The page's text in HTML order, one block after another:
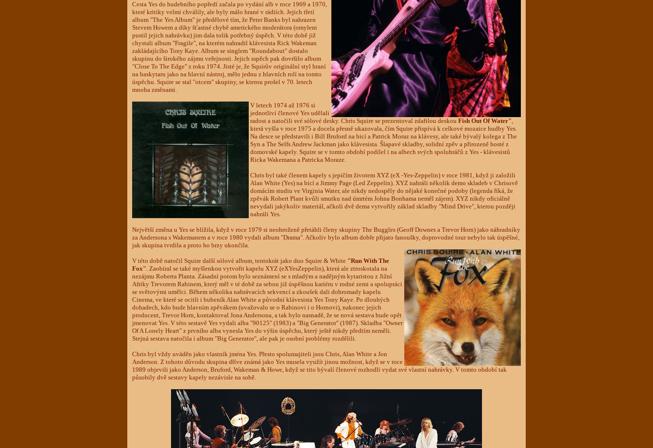
Cesta Yes do hudebního popředí začala po vydání alb v roce 1969 a 1970,
které kritiky velmi chválily, ale byly málo hrané v rádiích. Jejich třetí
album "The Yes Album" je předělové tím, že Peter Banks byl nahrazen
Stevem Howem a díky šťastné chybě amerického moderátora (omylem
pustil jejich nahrávku) jim dala tolik potřebný úspěch. V této době již
chystali album "Fragile", na kterém nahradil klávesista Rick Wakeman
zakládajícího Tony Kaye. Album se singlem "Roundabout" dostalo
skupinu do širokého zájmu veřejnosti. Jejich sspěch pak dovršilo album
"Close To The Edge" z roku 1974. Jisté je, že Squirův originální styl hraní
na baskytaru jako na hlavní nástroj, mělo jednu z hlavních rolí na tomto
úspěchu. Squire se stal "otcem" skupiny, se kterou prošel v 70. letech
mnoha změnami.
V letech 1974 až 1976 si
jednotliví členové Yes udělali
radost a natočili své sólové desky. Chris Squire se prezentoval zdařilou deskou Fish Out Of Water",
která vyšla v roce 1975 a docela přesně ukazovala, čím Squire přispívá k celkové mozaice hudby Yes.
Na desce se představili i Bill Bruford na bicí a Patrick Moraz na klávesy, ale také bývalý kolega z The
Syn a The Selfs Andrew Jackman jako klávesista. Šlapavé skladby, solidní zpěv a přirozeně hosté z
domovské kapely. Squire se v tomto období podílel i na albech svých spoluhráčů z Yes - klávesistů
Ricka Wakemana a Patricka Moraze.
Chris byl také členem kapely s jepičím životem XYZ (eX -Yes-Zeppelin) v roce 1981, když ji založili
Alan White (Yes) na bicí a Jimmy Page (Led Zeppelin). XYZ nahráli několik demo skladeb v Chrisově
domácím studiu ve Virginia Water, ale nikdy nedospěly do nějaké konečné podoby (legenda říká, že
zpěvák Robert Plant kvůli smutku nad úmrtém Johna Bonhama neměl zájem). XYZ nikdy oficiálně
nevydali jakýkoliv materiál, ačkoli dvě dema vytvořily základ skladby "Mind Drive", kterou později
nahráli Yes.
Největší změna u Yes se blížila, když v roce 1979 si neohroženě přetáhli členy skupiny The Buggles (Geoff Downes a Trevor Horn) jako náhradníky
za Andersona s Wakemanem a v roce 1980 vydali album "Drama". Ačkoliv bylo album dobře přijato fanoušky, doprovodné tour nebylo tak úspěšné,
jak skupina tvrdila a proto ho brzy ukončila.
V této době natočil Squire další sólové album, tentokrát jako duo Squire & White "Run With The
Fox". Zaobíral se také myšlenkou vytvořit kapelu XYZ (eXYesZeppelin), která ale ztroskotala na
nezájmu Roberta Planta. Zásadní potom bylo seznámení se s mladým a nadějným kytaristou z Jižní
Afriky Trevorem Rabinem, který měl v té době za sebou již úspěšnou kariéru v rodné zemi a spolupráci
se světovými umělci. Během několika nahrávacích sekvencí a zkoušek dali dohromady kapelu
Cinema, ve které se ocitli i bubeník Alan White a původní klávesista Yes Tony Kaye. Po dlouhých
dohadech, kdo bude hlavním zpěvákem (uvažovalo se o Rabinovi i o Hornovi), nakonec jejich
producent, Trevor Horn, kontaktoval Jona Andersona, a tak bylo nasnadě, že se nová sestava bude opět
jmenovat Yes. V této sestavě Yes vydali alba "90125" (1983) a "Big Generator" (1987). Skladba "Owner
Of A Lonely Heart" z prvního alba vynesla Yes do výšin úspěchu, který ještě nikdy předtím neměli.
Stejná sestava natočila i album "Big Generator", ale pak je osobní problémy rozdělili.
Chris byl vždy uváděn jako vlastník jména Yes. Přesto spolumajiteli jsou Chris, Alan White a Jon
Anderson. Z tohoto důvodu skupina dříve známá jako Yes musela využít jinou možnost, když se v roce
1989 objevili jako Anderson, Bruford, Wakeman & Howe, když se tito bývalí členové rozhodli vydat své vlastní nahrávky. V tomto období tak
působily dvě sestavy kapely nezávisle na sobě.